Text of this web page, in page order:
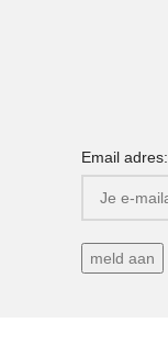
Email adres: